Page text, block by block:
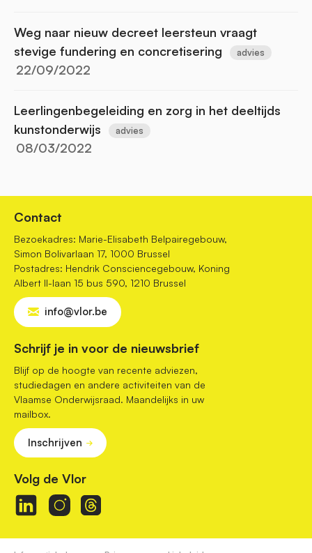
Weg naar nieuw decreet leersteun vraagt
stevige fundering en concretisering
advies
22/09/2022
Leerlingenbegeleiding en zorg in het deeltijds
kunstonderwijs
advies
08/03/2022
Contact
Bezoekadres: Marie-Elisabeth Belpairegebouw,
Simon Bolivarlaan 17, 1000 Brussel
Postadres: Hendrik Consciencegebouw, Koning
Albert II-laan 15 bus 590, 1210 Brussel
info@vlor.be
Schrijf je in voor de nieuwsbrief
Blijf op de hoogte van recente adviezen,
studiedagen en andere activiteiten van de
Vlaamse Onderwijsraad. Maandelijks in uw
mailbox.
Inschrijven
Volg de Vlor